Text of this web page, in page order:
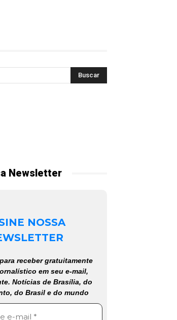
Newsletter
NOSSA
receber gratuitamente
em seu e-mail,
Notícias de Brasília, do
do Brasil e do mundo